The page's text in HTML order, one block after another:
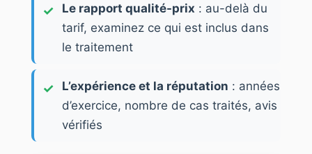
Le rapport qualité-prix : au-delà du
tarif, examinez ce qui est inclus dans
le traitement
L’expérience et la réputation : années
d’exercice, nombre de cas traités, avis
vérifiés